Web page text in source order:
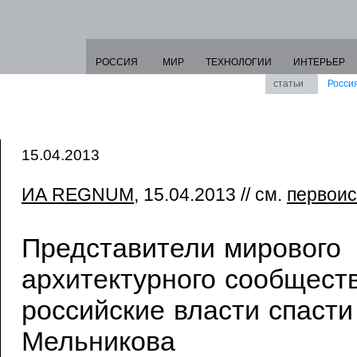
РОССИЯ МИР ТЕХНОЛОГИИ
ИНТЕРЬЕР
статьи
15.04.2013
ИА REGNUM, 15.04.2013 // см.
Представители мирового
архитектурного
российские власти
Мельникова